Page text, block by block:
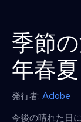
季節
年春夏
発行者: Adobe
今後の晴れた日